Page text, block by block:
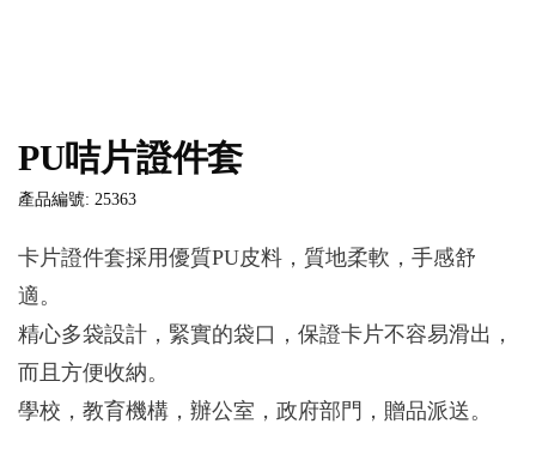
PU咭片證件套
產品編號: 25363
卡片證件套採用優質PU皮料，質地柔軟，手感舒
適。
精心多袋設計，緊實的袋口，保證卡片不容易滑出，
而且方便收納。
學校，教育機構，辦公室，政府部門，贈品派送。